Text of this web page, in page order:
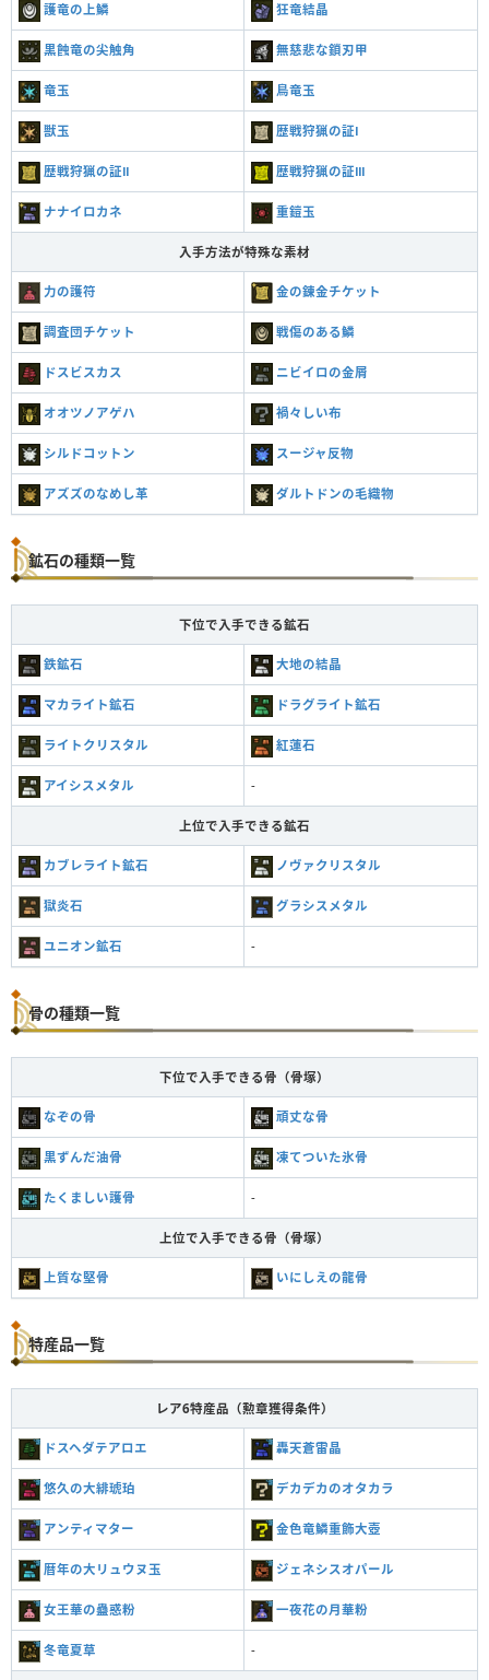
護竜の上鱗 狂竜結晶
黒蝕竜の尖触角 無慈悲な鎖刃甲
竜玉 鳥竜玉
獣玉 歴戦狩猟の証Ⅰ
歴戦狩猟の証Ⅱ 歴戦狩猟の証Ⅲ
ナナイロカネ 重鎧玉
入手方法が特殊な素材
力の護符 金の錬金チケット
調査団チケット 戦傷のある鱗
ドスビスカス ニビイロの金屑
オオツノアゲハ 禍々しい布
シルドコットン スージャ反物
アズズのなめし革 ダルトドンの毛織物
鉱石の種類一覧
下位で入手できる鉱石
鉄鉱石 大地の結晶
マカライト鉱石 ドラグライト鉱石
ライトクリスタル 紅蓮石
アイシスメタル -
上位で入手できる鉱石
カブレライト鉱石 ノヴァクリスタル
獄炎石 グラシスメタル
ユニオン鉱石 -
骨の種類一覧
下位で入手できる骨（骨塚）
なぞの骨 頑丈な骨
黒ずんだ油骨 凍てついた氷骨
たくましい護骨 -
上位で入手できる骨（骨塚）
上質な堅骨 いにしえの龍骨
特産品一覧
レア6特産品（勲章獲得条件）
ドスヘダテアロエ 轟天蒼雷晶
悠久の大緋琥珀 デカデカのオタカラ
アンティマター 金色竜鱗重飾大壺
暦年の大リュウヌ玉 ジェネシスオパール
女王華の蠱惑粉 一夜花の月華粉
冬竜夏草 -